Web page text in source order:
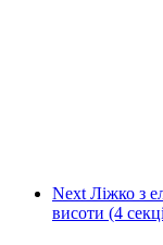
Next Ліжко з
висоти (4